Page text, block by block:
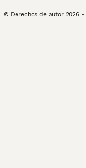
© Derechos de autor 2026 -